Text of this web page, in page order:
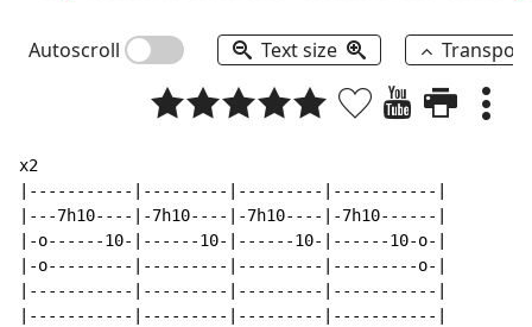
Autoscroll Text size
x2
|-----------|---------|---------|-----------|
|---7h10----|-7h10----|-7h10----|-7h10------|
|-o------10-|------10-|------10-|------10-o-|
|-o---------|---------|---------|---------o-|
|-----------|---------|---------|-----------|
|-----------|---------|---------|-----------|